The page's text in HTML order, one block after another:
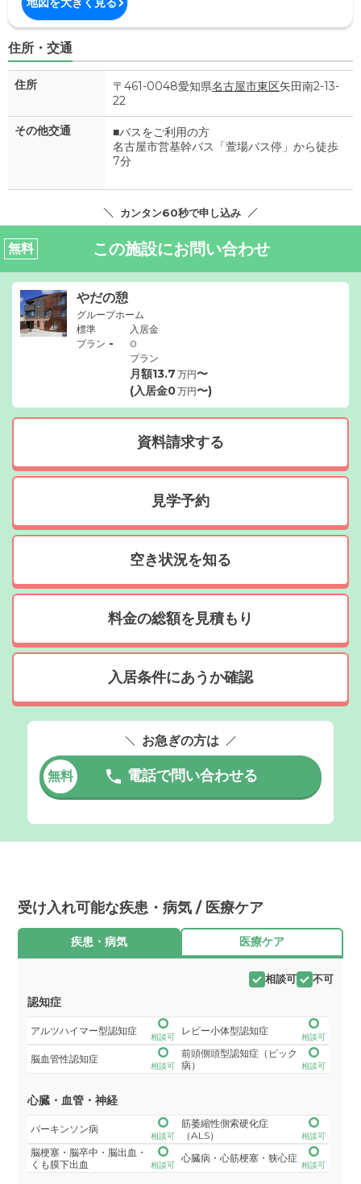
住所・交通
住所 〒461-0048愛知県名古屋市東区矢田南2-13-
22
その他交通
■バスをご利用の方
名古屋市営基幹バス「萱場バス停」から徒歩
7分
カンタン60秒で申し込み
無料 この施設にお問い合わせ
やだの憩
グループホーム
標準
プラン -
入居金
0
プラン
月額13.7 万円〜
(入居金0万円〜)
資料請求する
見学予約
空き状況を知る
料金の総額を見積もり
入居条件にあうか確認
お急ぎの方は
無料 電話で問い合わせる
受け入れ可能な疾患・病気 / 医療ケア
疾患・病気 医療ケア
相談可 不可
認知症
アルツハイマー型認知症
相談可
レビー小体型認知症
相談可
脳血管性認知症
相談可
前頭側頭型認知症（ピック
病）
相談可
心臓・血管・神経
パーキンソン病
相談可
筋萎縮性側索硬化症
（ALS）
相談可
脳梗塞・脳卒中・脳出血・
くも膜下出血
相談可
心臓病・心筋梗塞・狭心症
相談可